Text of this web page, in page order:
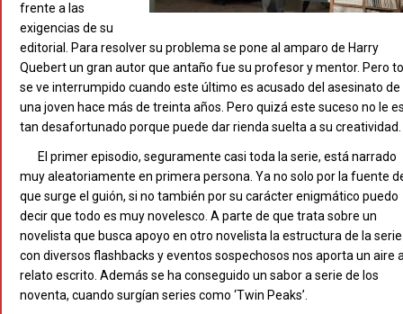
frente a las
exigencias de su
editorial. Para resolver su problema se pone al amparo de Harry
Quebert un gran autor que antaño fue su profesor y mentor. Pero
se ve interrumpido cuando este último es acusado del asesinato de
una joven hace más de treinta años. Pero quizá este suceso no le
tan desafortunado porque puede dar rienda suelta a su creatividad.
El primer episodio, seguramente casi toda la serie, está narrado
muy aleatoriamente en primera persona. Ya no solo por la fuente
que surge el guión, si no también por su carácter enigmático puedo
decir que todo es muy novelesco. A parte de que trata sobre un
novelista que busca apoyo en otro novelista la estructura de la serie
con diversos flashbacks y eventos sospechosos nos aporta un aire
relato escrito. Además se ha conseguido un sabor a serie de los
noventa, cuando surgían series como ‘Twin Peaks’.